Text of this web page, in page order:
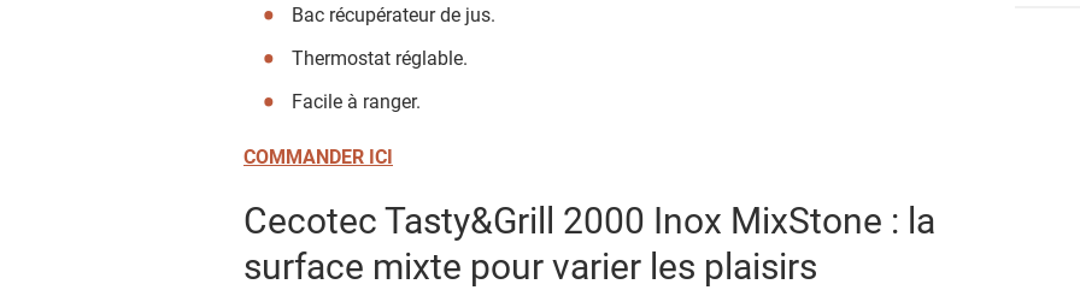
Bac récupérateur de jus.
Thermostat réglable.
Facile à ranger.
COMMANDER ICI
Cecotec Tasty&Grill 2000 Inox MixStone : la
surface mixte pour varier les plaisirs